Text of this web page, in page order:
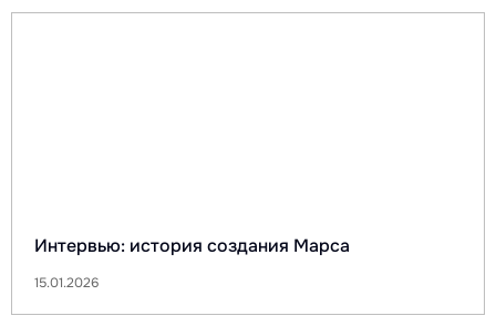
Интервью: история создания Марса
15.01.2026